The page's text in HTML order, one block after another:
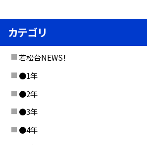
カテゴリ
若松台NEWS！
●1年
●2年
●3年
●4年